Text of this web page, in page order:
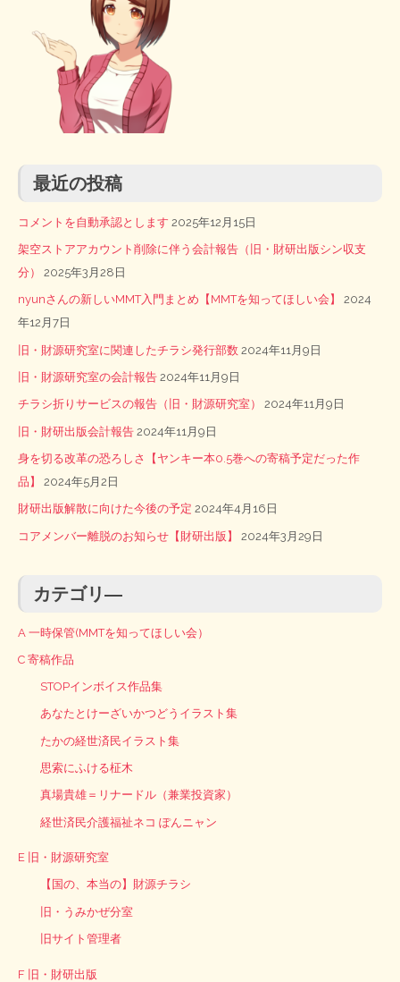
最近の投稿
コメントを自動承認とします 2025年12月15日
架空ストアアカウント削除に伴う会計報告（旧・財研出版シン収支
分）
2025年3月28日
nyunさんの新しいMMT入門まとめ【MMTを知ってほしい会】
2024
年12月7日
旧・財源研究室に関連したチラシ発行部数 2024年11月9日
旧・財源研究室の会計報告 2024年11月9日
チラシ折りサービスの報告（旧・財源研究室） 2024年11月9日
旧・財研出版会計報告 2024年11月9日
身を切る改革の恐ろしさ【ヤンキー本0.5巻への寄稿予定だった作
品】
2024年5月2日
財研出版解散に向けた今後の予定 2024年4月16日
コアメンバー離脱のお知らせ【財研出版】 2024年3月29日
カテゴリ―
A 一時保管(MMTを知ってほしい会）
C 寄稿作品
STOPインボイス作品集
あなたとけーざいかつどうイラスト集
たかの経世済民イラスト集
思索にふける柾木
真場貴雄＝リナードル（兼業投資家）
経世済民介護福祉ネコ ぽんニャン
E 旧・財源研究室
【国の、本当の】財源チラシ
旧・うみかぜ分室
旧サイト管理者
F 旧・財研出版